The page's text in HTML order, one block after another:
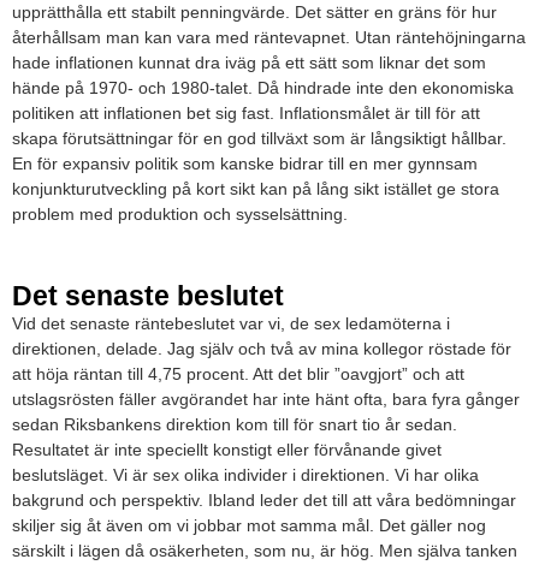
upprätthålla ett stabilt penningvärde. Det sätter en gräns för hur
återhållsam man kan vara med räntevapnet. Utan räntehöjningarna
hade inflationen kunnat dra iväg på ett sätt som liknar det som
hände på 1970- och 1980-talet. Då hindrade inte den ekonomiska
politiken att inflationen bet sig fast. Inflationsmålet är till för att
skapa förutsättningar för en god tillväxt som är långsiktigt hållbar.
En för expansiv politik som kanske bidrar till en mer gynnsam
konjunkturutveckling på kort sikt kan på lång sikt istället ge stora
problem med produktion och sysselsättning.
Det senaste beslutet
Vid det senaste räntebeslutet var vi, de sex ledamöterna i
direktionen, delade. Jag själv och två av mina kollegor röstade för
att höja räntan till 4,75 procent. Att det blir ”oavgjort” och att
utslagsrösten fäller avgörandet har inte hänt ofta, bara fyra gånger
sedan Riksbankens direktion kom till för snart tio år sedan.
Resultatet är inte speciellt konstigt eller förvånande givet
beslutsläget. Vi är sex olika individer i direktionen. Vi har olika
bakgrund och perspektiv. Ibland leder det till att våra bedömningar
skiljer sig åt även om vi jobbar mot samma mål. Det gäller nog
särskilt i lägen då osäkerheten, som nu, är hög. Men själva tanken